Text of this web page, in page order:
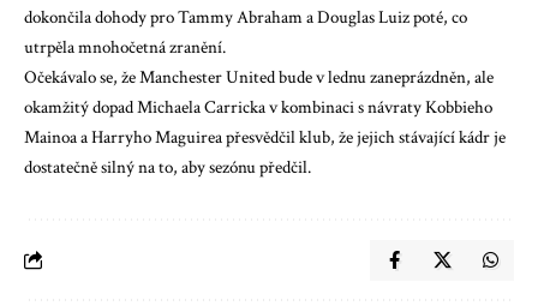
dokončila dohody pro Tammy Abraham a Douglas Luiz poté, co
utrpěla mnohočetná zranění.
Očekávalo se, že Manchester United bude v lednu zaneprázdněn, ale
okamžitý dopad Michaela Carricka v kombinaci s návraty Kobbieho
Mainoa a Harryho Maguirea přesvědčil klub, že jejich stávající kádr je
dostatečně silný na to, aby sezónu předčil.